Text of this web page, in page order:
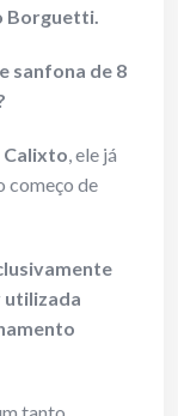
Borguetti.
sanfona de 8
Calixto, ele já
começo de
utilizada